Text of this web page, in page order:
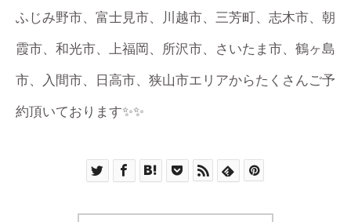
ふじみ野市、富士見市、川越市、三芳町、志木市、朝
霞市、和光市、上福岡、所沢市、さいたま市、鶴ヶ島
市、入間市、日高市、狭山市エリアからたくさんご予
約頂いております✨✨